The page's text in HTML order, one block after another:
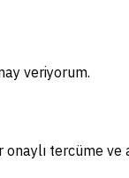
veriyorum.
tercüme